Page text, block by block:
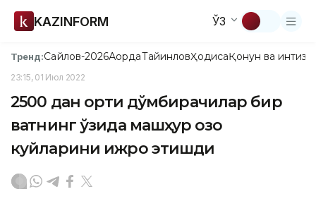
KAZINFORM ЎЗ
Тренд:Сайлов-2026АқордаТайинловҲодисаҚонун ва
23:15, 01 Июл 2022
2500 дан ортиқ дўмбирачилар бир
вақтнинг ўзида машҳур қозоқ
куйларини ижро этишди